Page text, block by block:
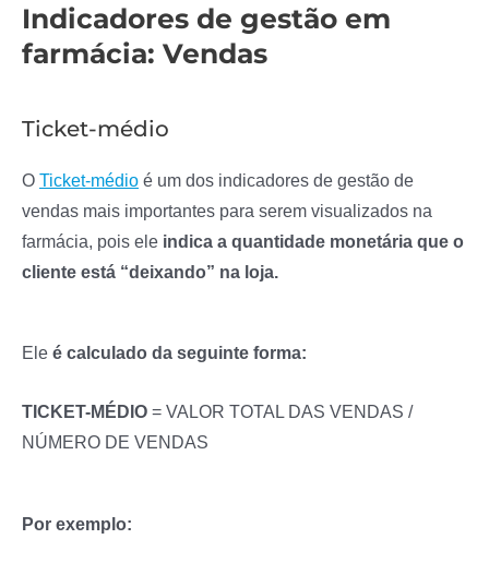
Indicadores de gestão em
farmácia: Vendas
Ticket-médio
O Ticket-médio é um dos indicadores de gestão de
vendas mais importantes para serem visualizados na
farmácia, pois ele indica a quantidade monetária que o
cliente está “deixando” na loja.
Ele é calculado da seguinte forma:
TICKET-MÉDIO = VALOR TOTAL DAS VENDAS /
NÚMERO DE VENDAS
Por exemplo: